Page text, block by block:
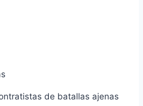
de batallas ajenas